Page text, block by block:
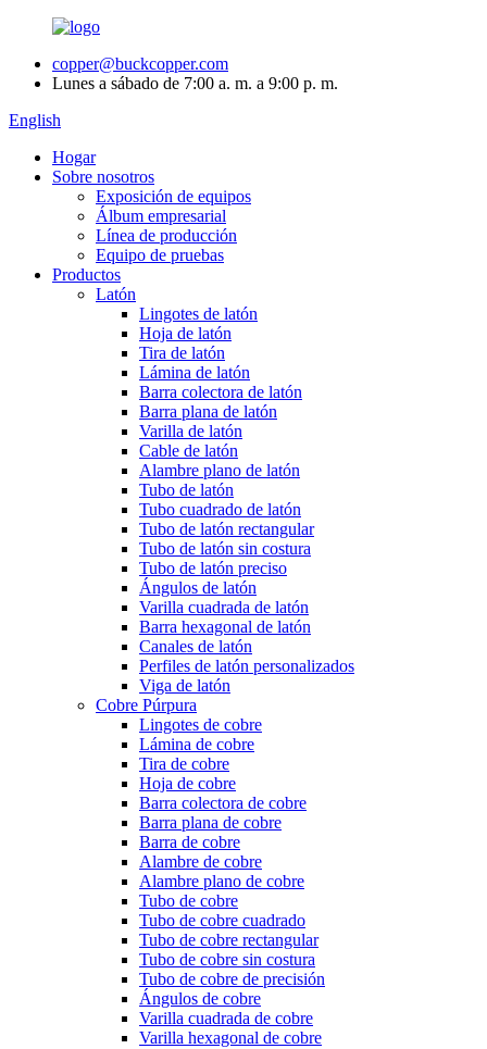
copper@buckcopper.com
Lunes a sábado de 7:00 a. m. a 9:00 p. m.
English
Hogar
Sobre nosotros
Exposición de equipos
Álbum empresarial
Línea de producción
Equipo de pruebas
Productos
Latón
Lingotes de latón
Hoja de latón
Tira de latón
Lámina de latón
Barra colectora de latón
Barra plana de latón
Varilla de latón
Cable de latón
Alambre plano de latón
Tubo de latón
Tubo cuadrado de latón
Tubo de latón rectangular
Tubo de latón sin costura
Tubo de latón preciso
Ángulos de latón
Varilla cuadrada de latón
Barra hexagonal de latón
Canales de latón
Perfiles de latón personalizados
Viga de latón
Cobre Púrpura
Lingotes de cobre
Lámina de cobre
Tira de cobre
Hoja de cobre
Barra colectora de cobre
Barra plana de cobre
Barra de cobre
Alambre de cobre
Alambre plano de cobre
Tubo de cobre
Tubo de cobre cuadrado
Tubo de cobre rectangular
Tubo de cobre sin costura
Tubo de cobre de precisión
Ángulos de cobre
Varilla cuadrada de cobre
Varilla hexagonal de cobre